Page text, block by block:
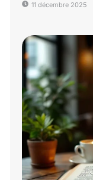
11 décembre 2025